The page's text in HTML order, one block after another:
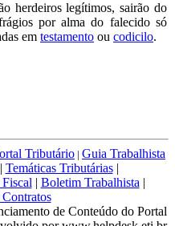
herdeiros legítimos, sairão do
por alma do falecido só
em testamento ou codicilo.
Tributário | Guia Trabalhista
Temáticas Tributárias|
| Boletim Trabalhista |